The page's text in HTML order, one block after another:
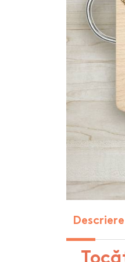
Body-uri copii
Brelocuri
Brichete
Descriere